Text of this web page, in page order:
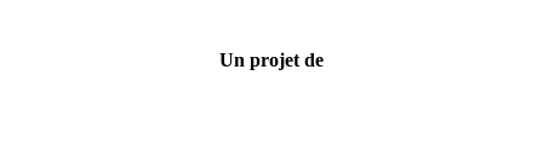
Un projet de